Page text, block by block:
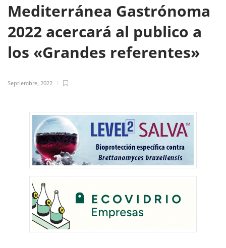
Mediterránea Gastrónoma
2022 acercará al publico a
los «Grandes referentes»
Septiembre, 2022